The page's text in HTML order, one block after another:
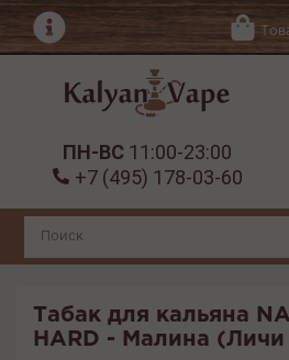
ПН-ВС 11:00-23:00
+7 (495) 178-03-60
Табак для кальяна
HARD - Малина